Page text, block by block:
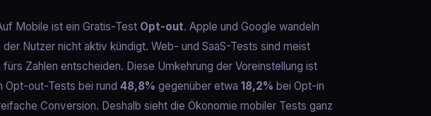
Mobile ist ein Gratis-Test Opt-out. Apple und Google wandeln
Nutzer nicht aktiv kündigt. Web- und SaaS-Tests sind meist
Zahlen entscheiden. Diese Umkehrung der Voreinstellung ist
Opt-out-Tests bei rund 48,8% gegenüber etwa 18,2% bei Opt-in
Conversion. Deshalb sieht die Ökonomie mobiler Tests ganz